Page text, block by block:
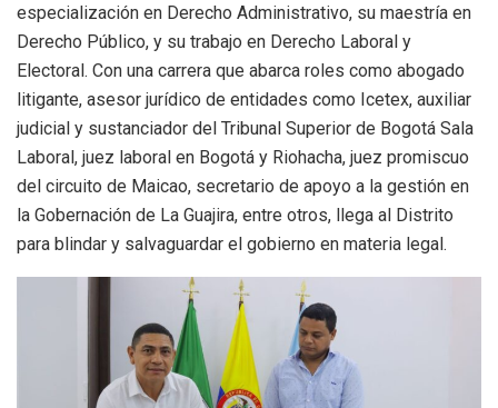
especialización en Derecho Administrativo, su maestría en
Derecho Público, y su trabajo en Derecho Laboral y
Electoral. Con una carrera que abarca roles como abogado
litigante, asesor jurídico de entidades como Icetex, auxiliar
judicial y sustanciador del Tribunal Superior de Bogotá Sala
Laboral, juez laboral en Bogotá y Riohacha, juez promiscuo
del circuito de Maicao, secretario de apoyo a la gestión en
la Gobernación de La Guajira, entre otros, llega al Distrito
para blindar y salvaguardar el gobierno en materia legal.